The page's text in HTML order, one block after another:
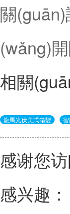
關
(wǎng)
相關
龍馬光伏美式箱變
感谢您
感兴趣：